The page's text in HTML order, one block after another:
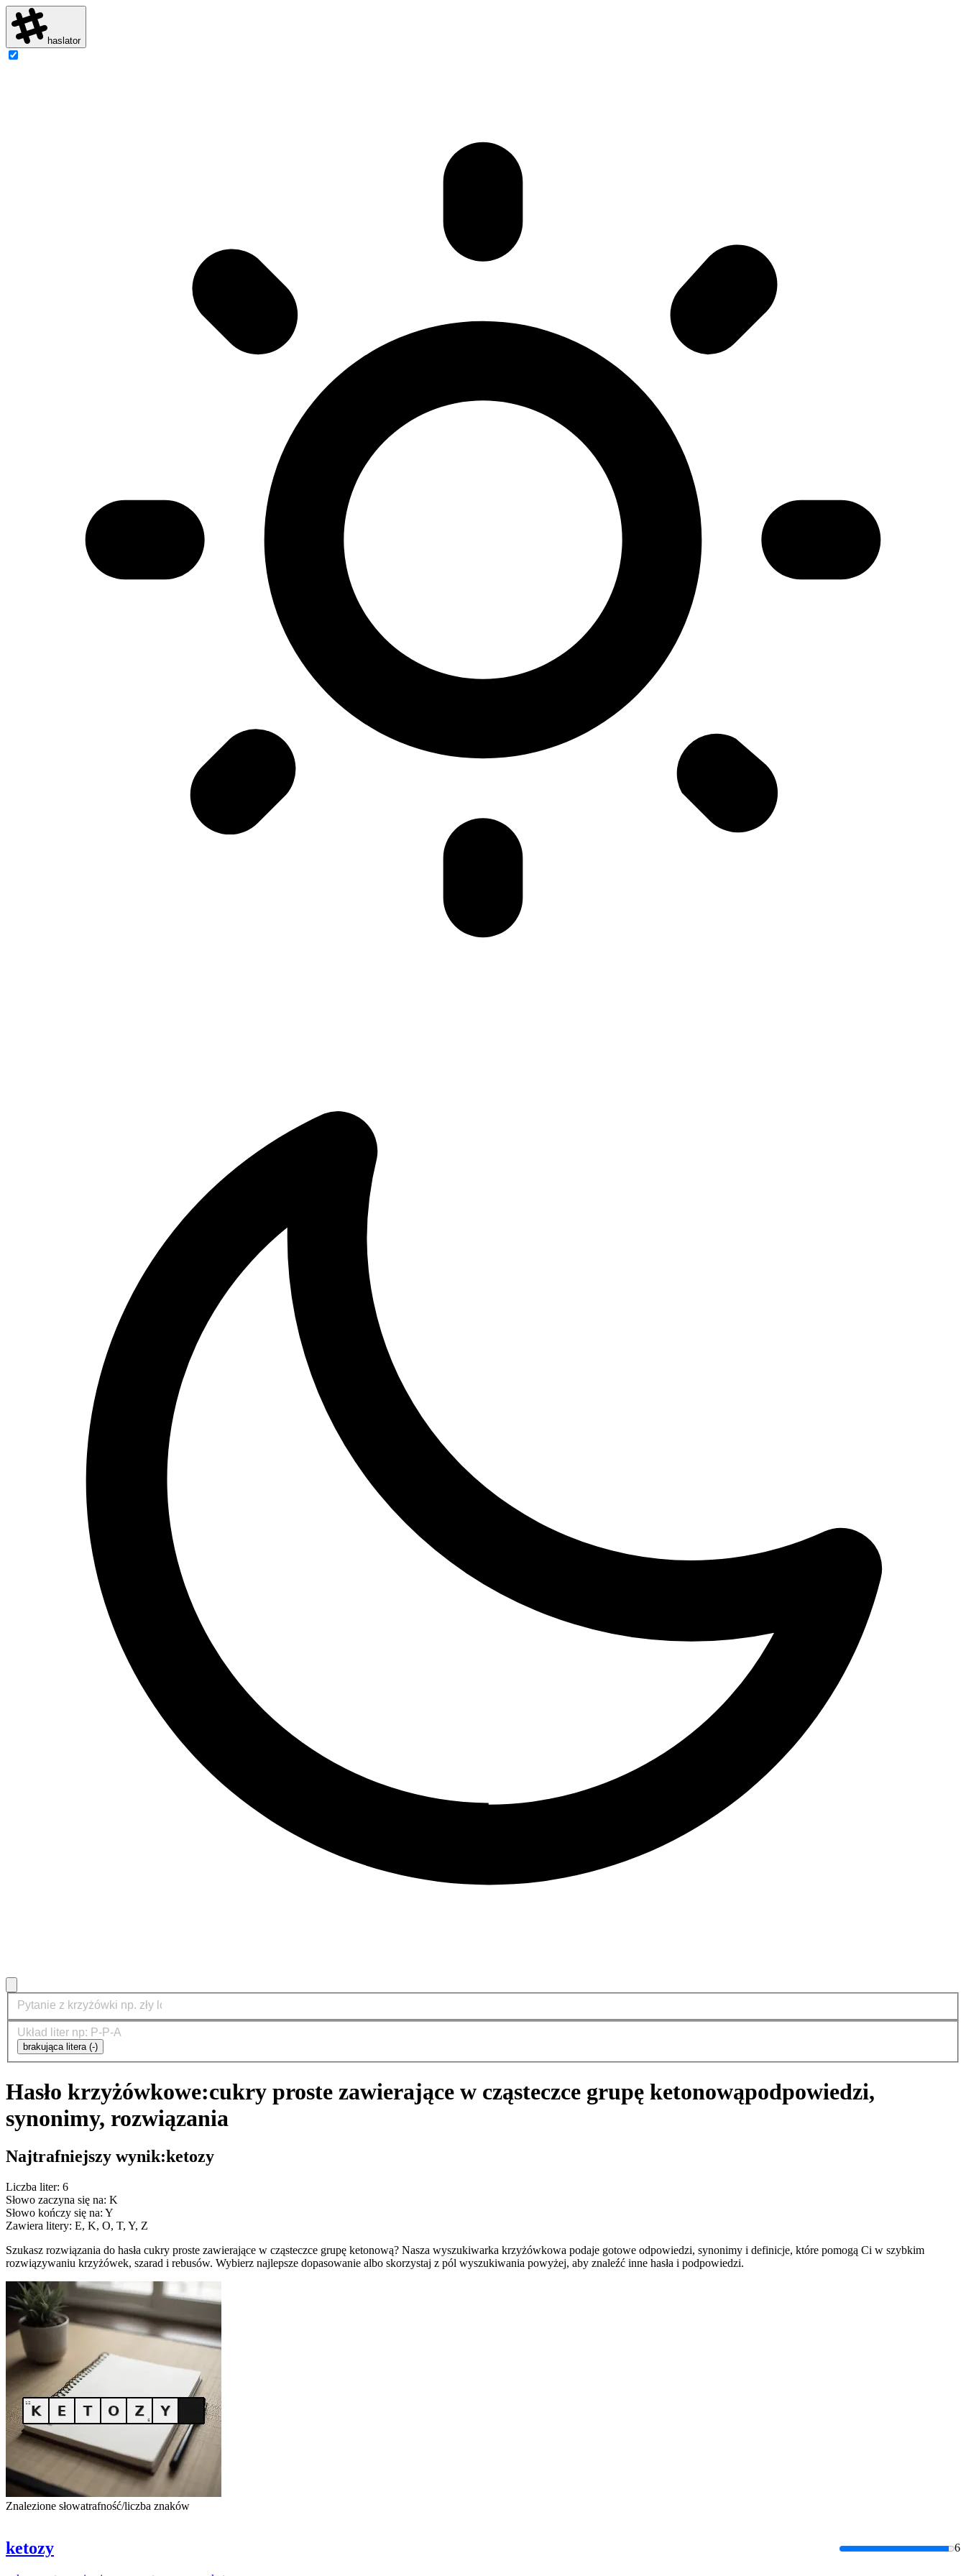
haslator
brakująca litera (-)
Hasło krzyżówkowe:cukry proste zawierające w cząsteczce grupę ketonowąpodpowiedzi,
synonimy, rozwiązania
Najtrafniejszy wynik:ketozy
Liczba liter: 6
Słowo zaczyna się na: K
Słowo kończy się na: Y
Zawiera litery: E, K, O, T, Y, Z
Szukasz rozwiązania do hasła cukry proste zawierające w cząsteczce grupę ketonową? Nasza wyszukiwarka krzyżówkowa podaje gotowe odpowiedzi, synonimy i definicje, które pomogą Ci w szybkim
rozwiązywaniu krzyżówek, szarad i rebusów. Wybierz najlepsze dopasowanie albo skorzystaj z pól wyszukiwania powyżej, aby znaleźć inne hasła i podpowiedzi.
Znalezione słowatrafność/liczba znaków
ketozy 6